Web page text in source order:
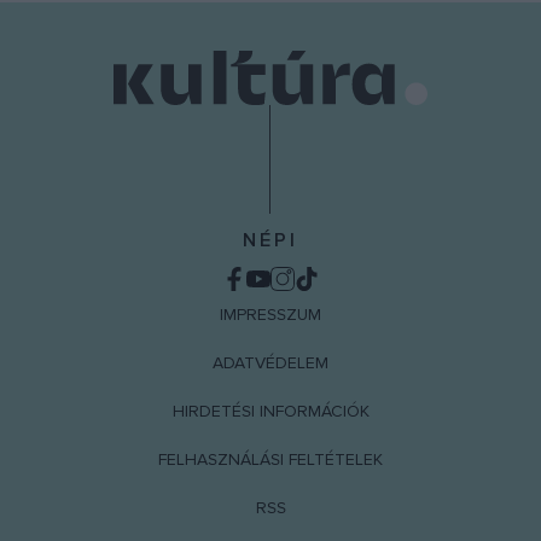
NÉPI
IMPRESSZUM
ADATVÉDELEM
HIRDETÉSI INFORMÁCIÓK
FELHASZNÁLÁSI FELTÉTELEK
RSS